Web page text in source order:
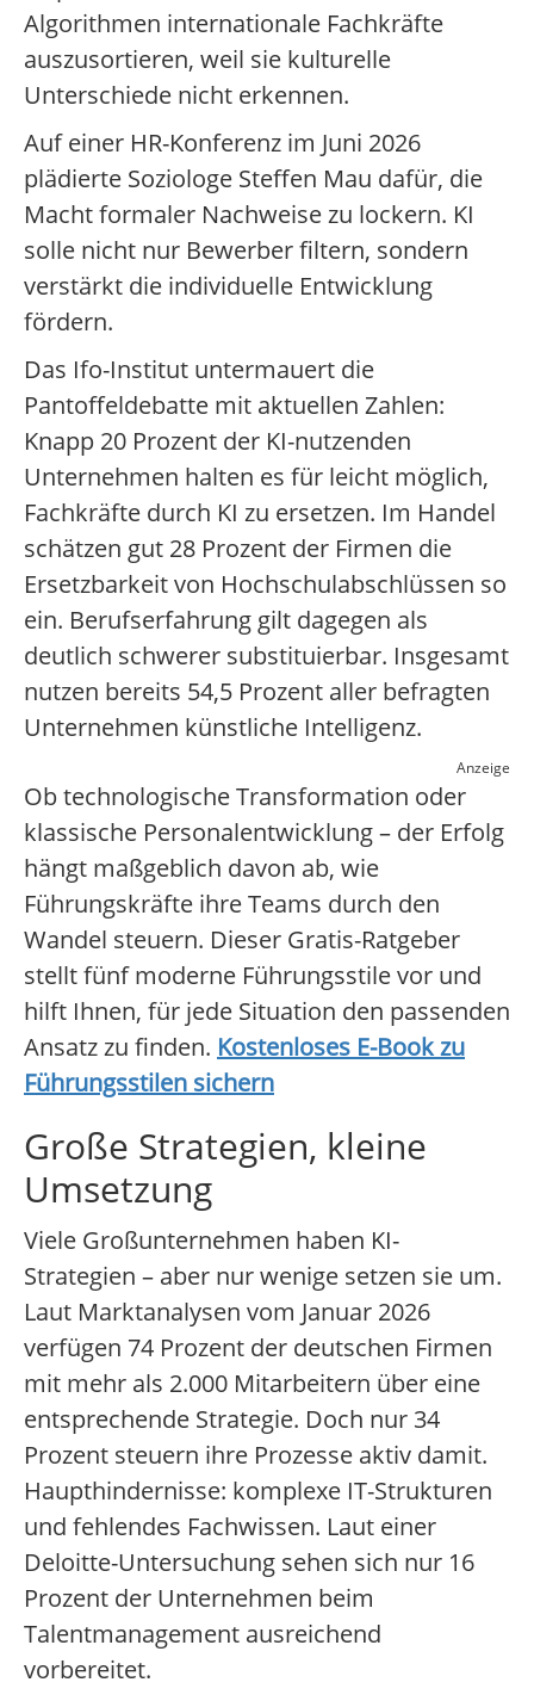
Algorithmen internationale Fachkräfte
auszusortieren, weil sie kulturelle
Unterschiede nicht erkennen.
Auf einer HR-Konferenz im Juni 2026
plädierte Soziologe Steffen Mau dafür, die
Macht formaler Nachweise zu lockern. KI
solle nicht nur Bewerber filtern, sondern
verstärkt die individuelle Entwicklung
fördern.
Das Ifo-Institut untermauert die
Pantoffeldebatte mit aktuellen Zahlen:
Knapp 20 Prozent der KI-nutzenden
Unternehmen halten es für leicht möglich,
Fachkräfte durch KI zu ersetzen. Im Handel
schätzen gut 28 Prozent der Firmen die
Ersetzbarkeit von Hochschulabschlüssen so
ein. Berufserfahrung gilt dagegen als
deutlich schwerer substituierbar. Insgesamt
nutzen bereits 54,5 Prozent aller befragten
Unternehmen künstliche Intelligenz.
Anzeige
Ob technologische Transformation oder
klassische Personalentwicklung – der Erfolg
hängt maßgeblich davon ab, wie
Führungskräfte ihre Teams durch den
Wandel steuern. Dieser Gratis-Ratgeber
stellt fünf moderne Führungsstile vor und
hilft Ihnen, für jede Situation den passenden
Ansatz zu finden. Kostenloses E-Book zu
Führungsstilen sichern
Große Strategien, kleine
Umsetzung
Viele Großunternehmen haben KI-
Strategien – aber nur wenige setzen sie um.
Laut Marktanalysen vom Januar 2026
verfügen 74 Prozent der deutschen Firmen
mit mehr als 2.000 Mitarbeitern über eine
entsprechende Strategie. Doch nur 34
Prozent steuern ihre Prozesse aktiv damit.
Haupthindernisse: komplexe IT-Strukturen
und fehlendes Fachwissen. Laut einer
Deloitte-Untersuchung sehen sich nur 16
Prozent der Unternehmen beim
Talentmanagement ausreichend
vorbereitet.